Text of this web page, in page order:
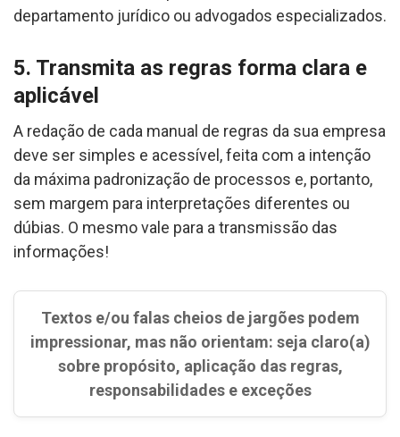
departamento jurídico ou advogados especializados.
5. Transmita as regras forma clara e
aplicável
A redação de cada manual de regras da sua empresa
deve ser simples e acessível, feita com a intenção
da máxima padronização de processos e, portanto,
sem margem para interpretações diferentes ou
dúbias. O mesmo vale para a transmissão das
informações!
Textos e/ou falas cheios de jargões podem
impressionar, mas não orientam: seja claro(a)
sobre propósito, aplicação das regras,
responsabilidades e exceções